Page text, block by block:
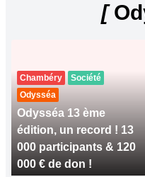
[
Chambéry
Société
Odysséa
Odysséa 13 ème
édition, un record ! 13
000 participants & 120
000 € de don !